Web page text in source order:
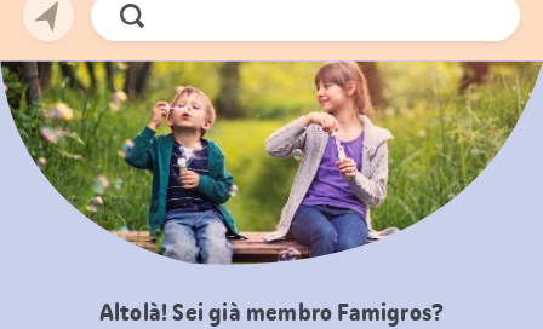
Cerca
ora
Altolà! Sei già membro Famigros?